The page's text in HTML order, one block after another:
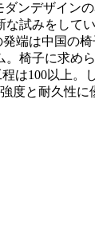
ンデザイン
試みをして
端は中国の
椅子に求
は100以上
度と耐久性